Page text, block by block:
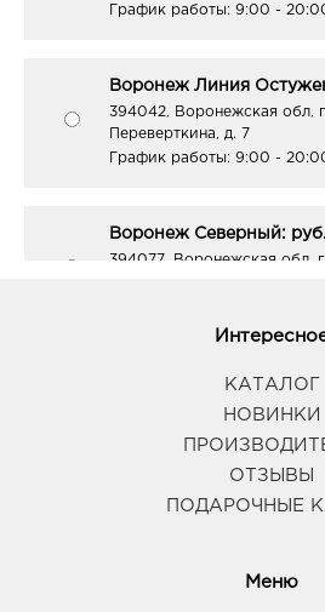
График работы: 9:00 -
Воронеж Линия
394042, Воронежская обл,
Переверткина, д. 7
График работы: 9:00 -
Воронеж Северный: руб.
394077, Воронежская обл,
Воронеж Юго-Запад: руб.
394065, Воронежская обл,
График работы: 9:00 - 21:00
КАТАЛОГ
НОВИНКИ
ОТЗЫВЫ
ПОДАРОЧНЫЕ
Меню